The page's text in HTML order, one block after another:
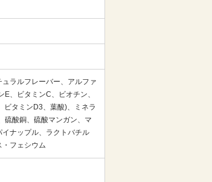
ラルフレーバー、アルファ
、ビタミンC、ビオチン、
ビタミンD3、葉酸)、ミネラ
硫酸銅、硫酸マンガン、マ
ナップル、ラクトバチル
フェシウム